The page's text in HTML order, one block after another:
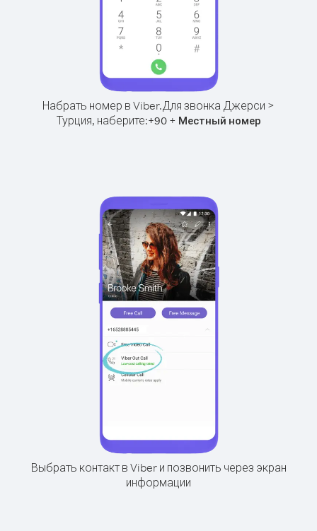
Набрать номер в Viber.Для звонка Джерси >
Турция, наберите:+90+ Местный номер
Выбрать контакт в Viber и позвонить через экран
информации